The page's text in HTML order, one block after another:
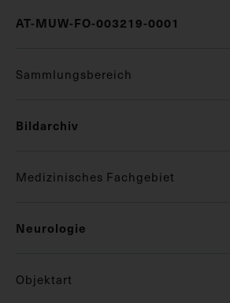
AT-MUW-FO-003219-0001
Sammlungsbereich
Bildarchiv
Medizinisches Fachgebiet
Neurologie
Objektart